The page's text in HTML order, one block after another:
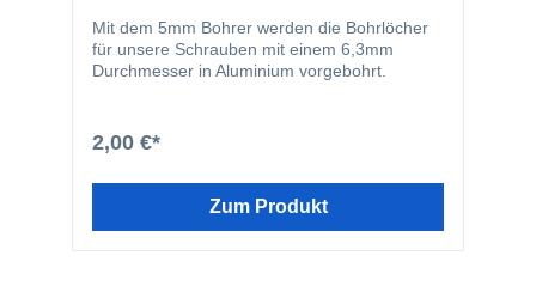
Mit dem 5mm Bohrer werden die Bohrlöcher
für unsere Schrauben mit einem 6,3mm
Durchmesser in Aluminium vorgebohrt.
2,00 €*
Zum Produkt